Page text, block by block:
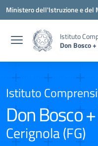
Vai ai contenuti
Vai al menu di navigazione
Vai al footer
Ministero dell'Istruzione e del
Istituto
Don Bosco
Istituto
Don Bosco
Cerignola (FG)